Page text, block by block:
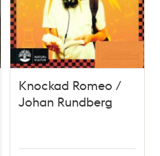
Knockad Romeo /
Johan Rundberg